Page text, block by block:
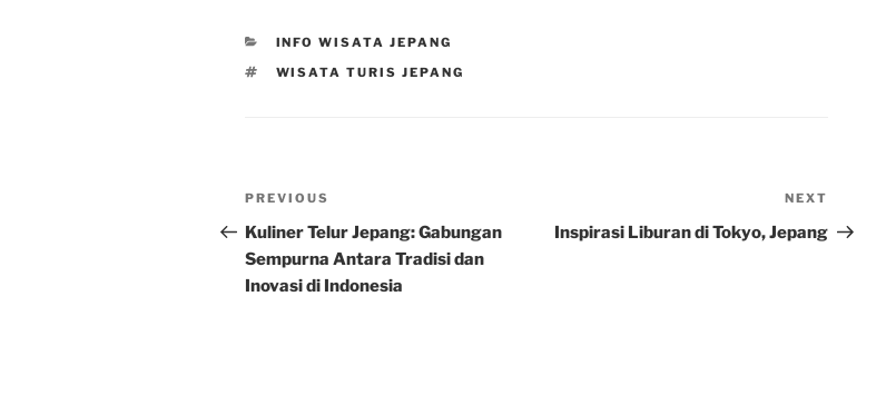
CATEGORIES
INFO WISATA JEPANG
TAGS
WISATA TURIS JEPANG
Post
navigation
Previous
Post
PREVIOUS
Kuliner Telur Jepang: Gabungan
Sempurna Antara Tradisi dan
Inovasi di Indonesia
Post
NEXT
Inspirasi Liburan di Tokyo, Jepang